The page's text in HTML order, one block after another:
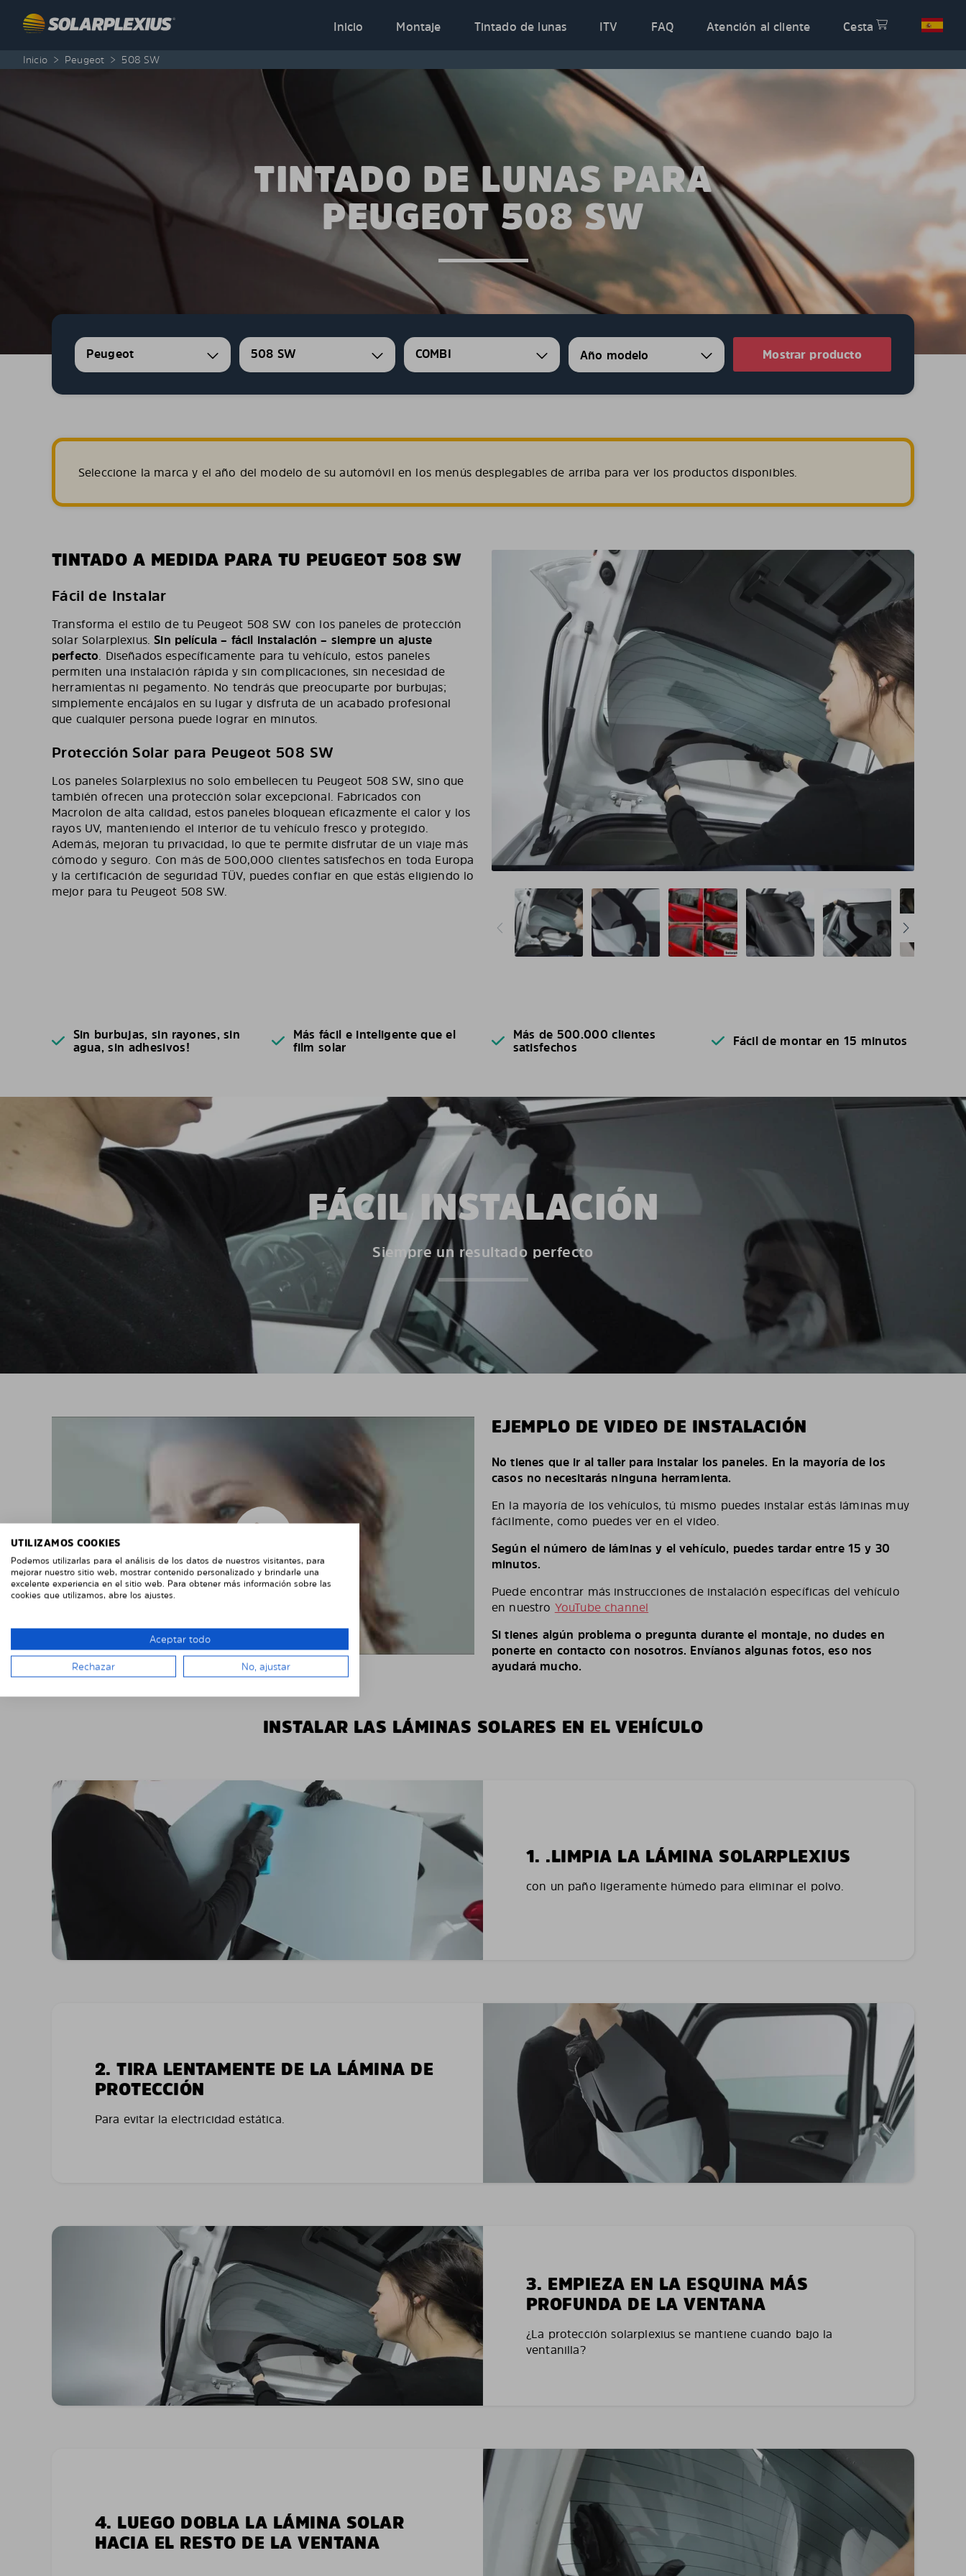
Inicio
Montaje Tintado de lunas ITV FAQ Atención al cliente Cesta
Inicio > Peugeot > 508 SW
TINTADO DE LUNAS PARA
PEUGEOT 508 SW
Peugeot 508 SW COMBI Mostrar producto
Seleccione la marca y el año del modelo de su automóvil en los menús desplegables de arriba para ver los productos disponibles.
TINTADO A MEDIDA PARA TU PEUGEOT 508 SW
Fácil de Instalar
Transforma el estilo de tu Peugeot 508 SW con los paneles de protección
solar Solarplexius.Sin película – fácil instalación – siempre un ajuste
perfecto. Diseñados específicamente para tu vehículo, estos paneles
permiten una instalación rápida y sin complicaciones, sin necesidad de
herramientas ni pegamento. No tendrás que preocuparte por burbujas;
simplemente encájalos en su lugar y disfruta de un acabado profesional
que cualquier persona puede lograr en minutos.
Protección Solar para Peugeot 508 SW
Los paneles Solarplexius no solo embellecen tu Peugeot 508 SW, sino que
también ofrecen una protección solar excepcional. Fabricados con
Macrolon de alta calidad, estos paneles bloquean eficazmente el calor y los
rayos UV, manteniendo el interior de tu vehículo fresco y protegido.
Además, mejoran tu privacidad, lo que te permite disfrutar de un viaje más
cómodo y seguro. Con más de 500,000 clientes satisfechos en toda Europa
y la certificación de seguridad TÜV, puedes confiar en que estás eligiendo lo
mejor para tu Peugeot 508 SW.
Sin burbujas, sin rayones, sin
agua, sin adhesivos!
Más fácil e inteligente que el
film solar
Más de 500.000 clientes
satisfechos
Fácil de montar en 15 minutos
FÁCIL INSTALACIÓN
Siempre un resultado perfecto
EJEMPLO DE VIDEO DE INSTALACIÓN
No tienes que ir al taller para instalar los paneles. En la mayoría de los
casos no necesitarás ninguna herramienta.
En la mayoría de los vehículos, tú mismo puedes instalar estás láminas muy
fácilmente, como puedes ver en el video.
Según el número de láminas y el vehículo, puedes tardar entre 15 y 30
minutos.
Puede encontrar más instrucciones de instalación específicas del vehículo
en nuestro YouTube channel
Si tienes algún problema o pregunta durante el montaje, no dudes en
ponerte en contacto con nosotros. Envíanos algunas fotos, eso nos
ayudará mucho.
INSTALAR LAS LÁMINAS SOLARES EN EL VEHÍCULO
1. .LIMPIA LA LÁMINA SOLARPLEXIUS
con un paño ligeramente húmedo para eliminar el polvo.
2. TIRA LENTAMENTE DE LA LÁMINA DE
PROTECCIÓN
Para evitar la electricidad estática.
3. EMPIEZA EN LA ESQUINA MÁS
PROFUNDA DE LA VENTANA
¿La protección solarplexius se mantiene cuando bajo la
ventanilla?
4. LUEGO DOBLA LA LÁMINA SOLAR
HACIA EL RESTO DE LA VENTANA
UTILIZAMOS COOKIES
Podemos utilizarlas para el análisis de los datos de nuestros visitantes, para
mejorar nuestro sitio web, mostrar contenido personalizado y brindarle una
excelente experiencia en el sitio web. Para obtener más información sobre las
cookies que utilizamos, abre los ajustes.
Aceptar todo
Rechazar No, ajustar